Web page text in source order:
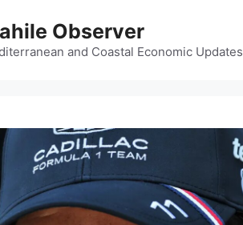
Observer
and Coastal Economic Updates